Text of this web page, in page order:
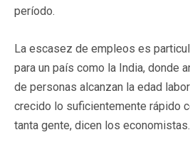
período.
La escasez de empleos es
para un país como la India, donde
de personas alcanzan la edad
crecido lo suficientemente rápido
tanta gente, dicen los economistas.